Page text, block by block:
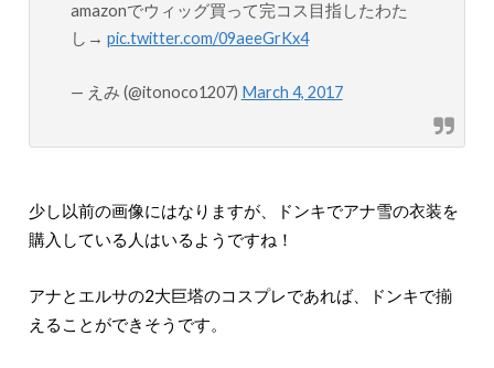
amazonでウィッグ買って完コス目指したわた
し→ pic.twitter.com/09aeeGrKx4
— えみ (@itonoco1207) March 4, 2017
少し以前の画像にはなりますが、ドンキでアナ雪の衣装を
購入している人はいるようですね！
アナとエルサの2大巨塔のコスプレであれば、ドンキで揃
えることができそうです。